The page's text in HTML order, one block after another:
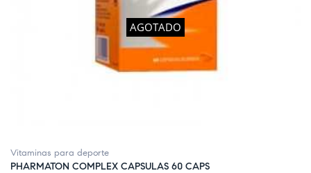
AGOTADO
Vitaminas para deporte
PHARMATON COMPLEX CAPSULAS 60 CAPS